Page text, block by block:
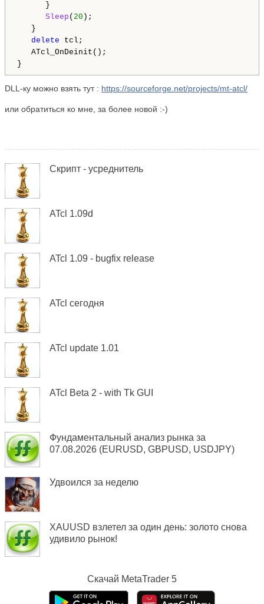
}
Sleep ( 20 );
}
delete tcl;
ATcl_OnDeinit();
DLL-ку можно взять тут : https://sourceforge.net/projects/mt-atcl/
или обратиться ко мне, за более новой :-)
Скрипт - усреднитель
ATcl 1.09d
ATcl 1.09 - bugfix release
ATcl сегодня
ATcl update 1.01
ATcl Beta 2 - with Tk GUI
Фундаментальный анализ рынка за
07.08.2026 (EURUSD, GBPUSD, USDJPY)
Удвоился за неделю
XAUUSD взлетел за один день: золото снова
удивило рынок!
Скачай MetaTrader 5